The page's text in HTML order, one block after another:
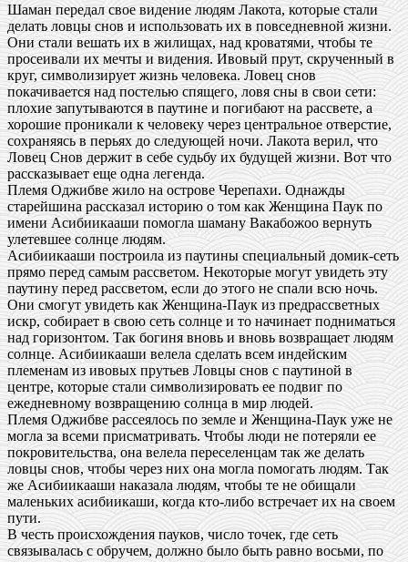
Шаман передал свое видение людям Лакота, которые стали
делать ловцы снов и использовать их в повседневной жизни.
Они стали вешать их в жилищах, над кроватями, чтобы те
просеивали их мечты и видения. Ивовый прут, скрученный в
круг, символизирует жизнь человека. Ловец снов
покачивается над постелью спящего, ловя сны в свои сети:
плохие запутываются в паутине и погибают на рассвете, а
хорошие проникали к человеку через центральное отверстие,
сохраняясь в перьях до следующей ночи. Лакота верил, что
Ловец Снов держит в себе судьбу их будущей жизни. Вот что
рассказывает еще одна легенда.
Племя Оджибве жило на острове Черепахи. Однажды
старейшина рассказал историю о том как Женщина Паук по
имени Асибиикааши помогла шаману Вакабожоо вернуть
улетевшее солнце людям.
Асибиикааши построила из паутины специальный домик-сеть
прямо перед самым рассветом. Некоторые могут увидеть эту
паутину перед рассветом, если до этого не спали всю ночь.
Они смогут увидеть как Женщина-Паук из предрассветных
искр, собирает в свою сеть солнце и то начинает подниматься
над горизонтом. Так богиня вновь и вновь возвращает людям
солнце. Асибиикааши велела сделать всем индейским
племенам из ивовых прутьев Ловцы снов с паутиной в
центре, которые стали символизировать ее подвиг по
ежедневному возвращению солнца в мир людей.
Племя Оджибве рассеялось по земле и Женщина-Паук уже не
могла за всеми присматривать. Чтобы люди не потеряли ее
покровительства, она велела переселенцам так же делать
ловцы снов, чтобы через них она могла помогать людям. Так
же Асибиикааши наказала людям, чтобы те не обищали
маленьких асибиикаши, когда кто-либо встречает их на своем
пути.
В честь происхождения пауков, число точек, где сеть
связывалась с обручем, должно было быть равно восьми, по